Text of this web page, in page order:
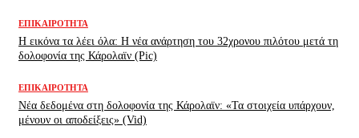
ΕΠΙΚΑΙΡΌΤΗΤΑ
H εικόνα τα λέει όλα: H νέα ανάρτηση του 32χρονου πιλότου μετά τη
δολοφονία της Κάρολαϊν (Pic)
ΕΠΙΚΑΙΡΌΤΗΤΑ
Νέα δεδομένα στη δολοφονία της Κάρολαϊν: «Τα στοιχεία υπάρχουν,
μένουν οι αποδείξεις» (Vid)